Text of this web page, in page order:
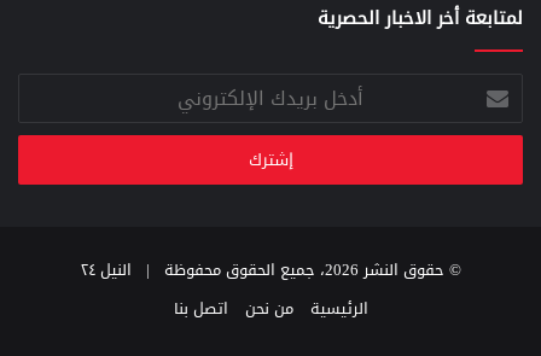
لمتابعة أخر الاخبار الحصرية
أدخل
بريدك
الإلكتروني
© حقوق النشر 2026، جميع الحقوق محفوظة |
النيل ٢٤
الرئيسية
من نحن اتصل بنا